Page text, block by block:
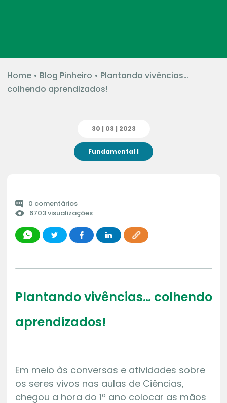
Home• Blog Pinheiro • Plantando vivências…
colhendo aprendizados!
30 | 03 | 2023
Fundamental I
0 comentários
6703 visualizações
Plantando vivências… colhendo
aprendizados!
Em meio às conversas e atividades sobre
os seres vivos nas aulas de Ciências,
chegou a hora do 1º ano colocar as mãos